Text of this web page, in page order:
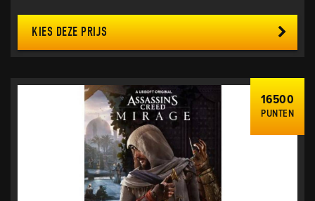
KIES DEZE PRIJS
16500
PUNTEN